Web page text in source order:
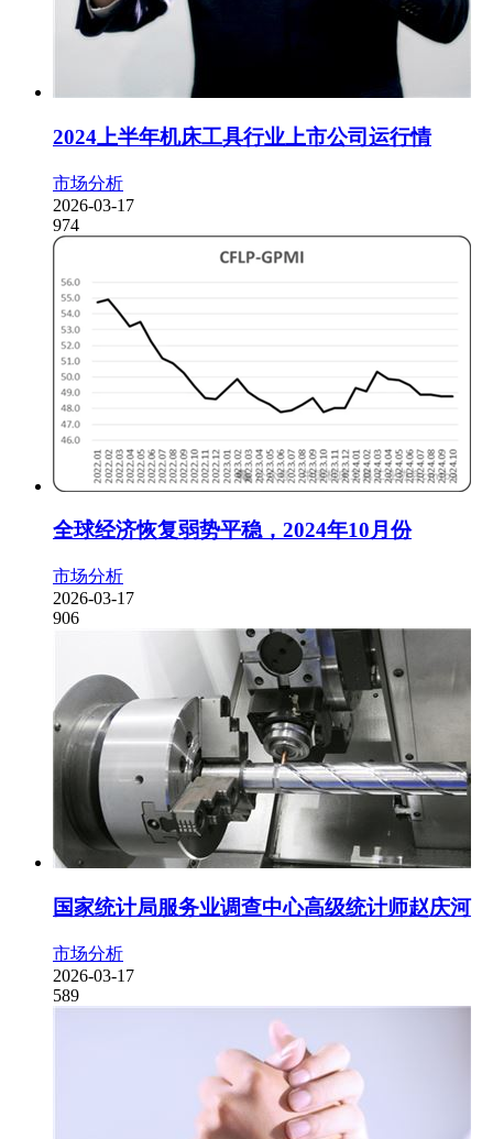
2024上半年机床工具行业上市公司运行情
市场分析
2026-03-17
974
全球经济恢复弱势平稳，2024年10月份
市场分析
2026-03-17
906
国家统计局服务业调查中心高级统计师赵庆河
市场分析
2026-03-17
589